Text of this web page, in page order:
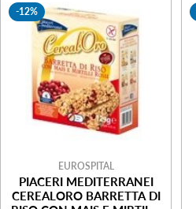
-12%
EUROSPITAL
PIACERI MEDITERRANEI
CEREALORO BARRETTA DI